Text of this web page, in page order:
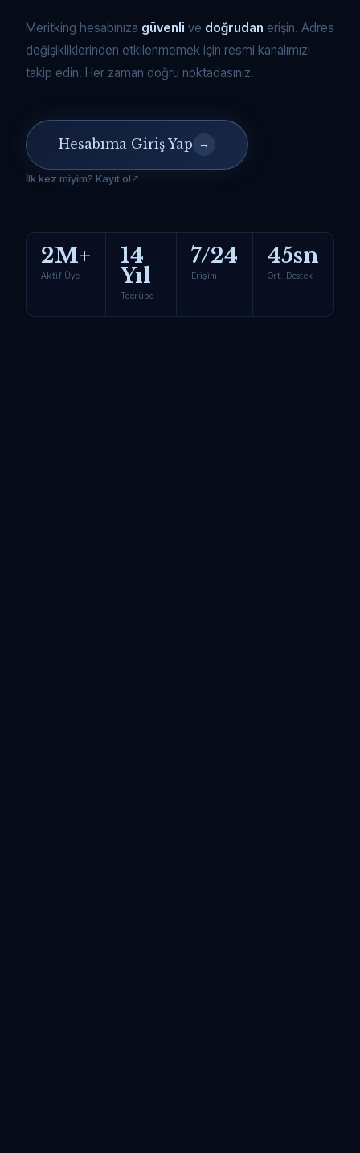
Meritking hesabınıza güvenli ve doğrudan erişin. Adres
değişikliklerinden etkilenmemek için resmi kanalımızı
takip edin. Her zaman doğru noktadasınız.
Hesabıma Giriş Yap →
İlk kez miyim? Kayıt ol
2M+
Aktif Üye
14
Yıl
Tecrübe
7/24
Erişim
45sn
Ort. Destek